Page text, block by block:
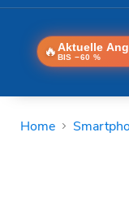
🔥 Aktuelle
BIS −60 %
Home